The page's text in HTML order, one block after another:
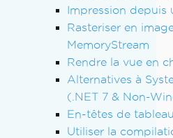
Impression depuis
Rasteriser en
MemoryStream
Rendre la vue en
Alternatives à
(.NET 7 & Non-
En-têtes de tableau
Utiliser la